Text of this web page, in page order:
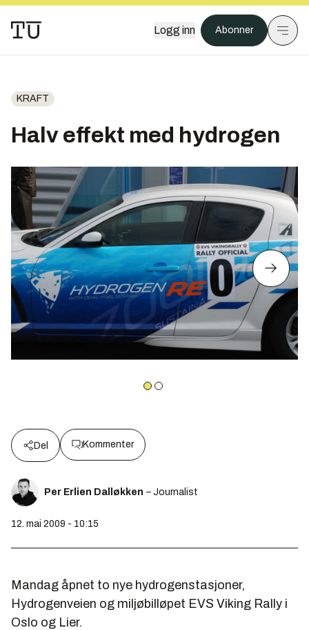
Logg inn Abonner
KRAFT
Halv effekt med hydrogen
Del Kommenter
Per Erlien Dalløkken – Journalist
12. mai 2009 - 10:15
Mandag åpnet to nye hydrogenstasjoner,
Hydrogenveien og miljøbilløpet EVS Viking Rally i
Oslo og Lier.